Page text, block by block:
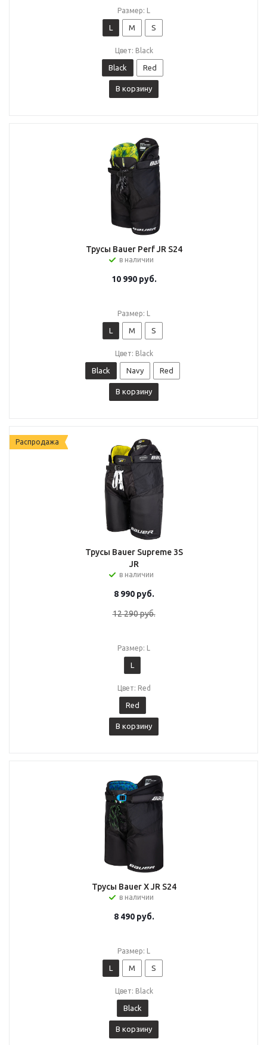
Размер: L
L M S
Цвет: Black
Black Red
В корзину
Трусы Bauer Perf JR S24
в наличии
10 990руб.
Размер: L
L M S
Цвет: Black
Black Navy Red
В корзину
Распродажа
Трусы Bauer Supreme 3S
JR
в наличии
8 990руб.
12 290руб.
Размер: L
L
Цвет: Red
Red
В корзину
Трусы Bauer X JR S24
в наличии
8 490руб.
Размер: L
L M S
Цвет: Black
Black
В корзину